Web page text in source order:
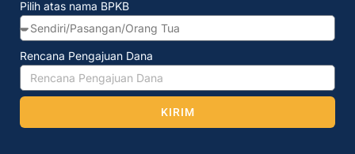
Pilih atas nama BPKB
Rencana Pengajuan Dana
KIRIM